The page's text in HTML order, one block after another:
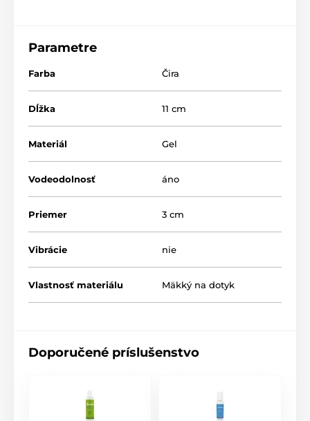
Parametre
Farba Čira
Dĺžka 11 cm
Materiál Gel
Vodeodolnosť áno
Priemer 3 cm
Vibrácie nie
Vlastnosť materiálu Mäkký na dotyk
Doporučené príslušenstvo